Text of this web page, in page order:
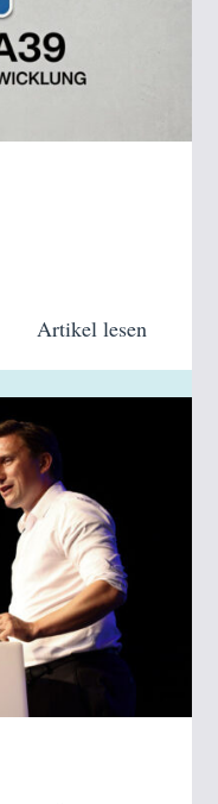
Artikel lesen